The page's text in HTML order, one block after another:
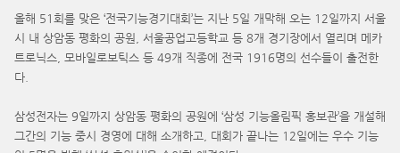
올해 51회를 맞은 ‘전국기능경기대회’는 지난 5일 개막해 오는 12일까지 서울
시 내 상암동 평화의 공원, 서울공업고등학교 등 8개 경기장에서 열리며 메카
트로닉스, 모바일로보틱스 등 49개 직종에 전국 1916명의 선수들이 출전한
다.
삼성전자는 9일까지 상암동 평화의 공원에 ‘삼성 기능올림픽 홍보관’을 개설해
그간의 기능 중시 경영에 대해 소개하고, 대회가 끝나는 12일에는 우수 기능